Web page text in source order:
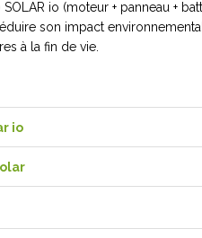
io (moteur + panneau +
son impact
à la fin de vie.
io